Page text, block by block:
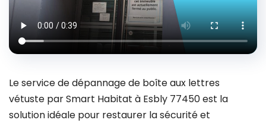
Le service de dépannage de boîte aux lettres
vétuste par Smart Habitat à Esbly 77450 est la
solution idéale pour restaurer la sécurité et